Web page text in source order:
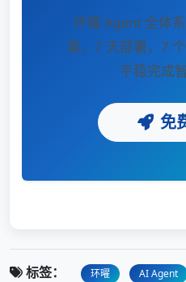
环曜 Agent 全体
案，7 天部署，7
平稳完成
免
标签： 环曜 AI Agent